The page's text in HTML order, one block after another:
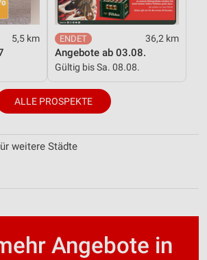
5,5 km 36,2 km
Angebote ab 03.08.
Gültig bis Sa. 08.08.
ALLE PROSPEKTE
weitere Städte
Angebote in